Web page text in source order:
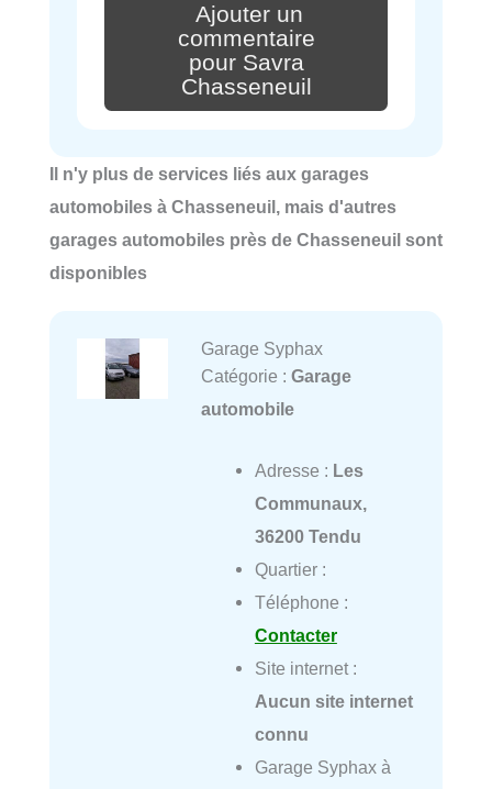
Ajouter un
commentaire
pour Savra
Chasseneuil
Il n'y plus de services liés aux garages
automobiles à Chasseneuil, mais d'autres
garages automobiles près de Chasseneuil sont
disponibles
Garage Syphax
Catégorie : Garage
automobile
Adresse : Les
Communaux,
36200 Tendu
Quartier :
Téléphone :
Contacter
Site internet :
Aucun site internet
connu
Garage Syphax à